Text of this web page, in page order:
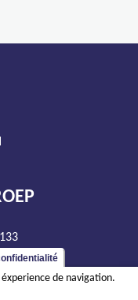
de navigation.